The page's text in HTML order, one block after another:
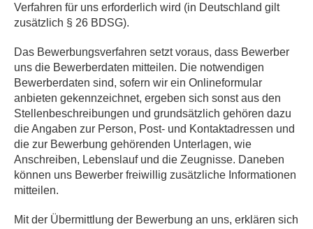
Verfahren für uns erforderlich wird (in Deutschland gilt
zusätzlich § 26 BDSG).
Das Bewerbungsverfahren setzt voraus, dass Bewerber
uns die Bewerberdaten mitteilen. Die notwendigen
Bewerberdaten sind, sofern wir ein Onlineformular
anbieten gekennzeichnet, ergeben sich sonst aus den
Stellenbeschreibungen und grundsätzlich gehören dazu
die Angaben zur Person, Post- und Kontaktadressen und
die zur Bewerbung gehörenden Unterlagen, wie
Anschreiben, Lebenslauf und die Zeugnisse. Daneben
können uns Bewerber freiwillig zusätzliche Informationen
mitteilen.
Mit der Übermittlung der Bewerbung an uns, erklären sich